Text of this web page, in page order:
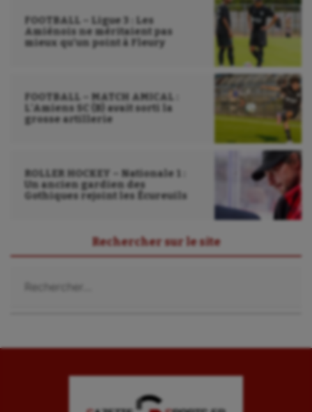
FOOTBALL – Ligue 3 : Les
Amiénois ne méritaient pas
mieux qu’un point à Fleury
FOOTBALL – MATCH AMICAL :
L’Amiens SC (B) avait sorti la
grosse artillerie
ROLLER HOCKEY – Nationale 1 :
Un ancien gardien des
Gothiques rejoint les Écureuils
Rechercher sur le site